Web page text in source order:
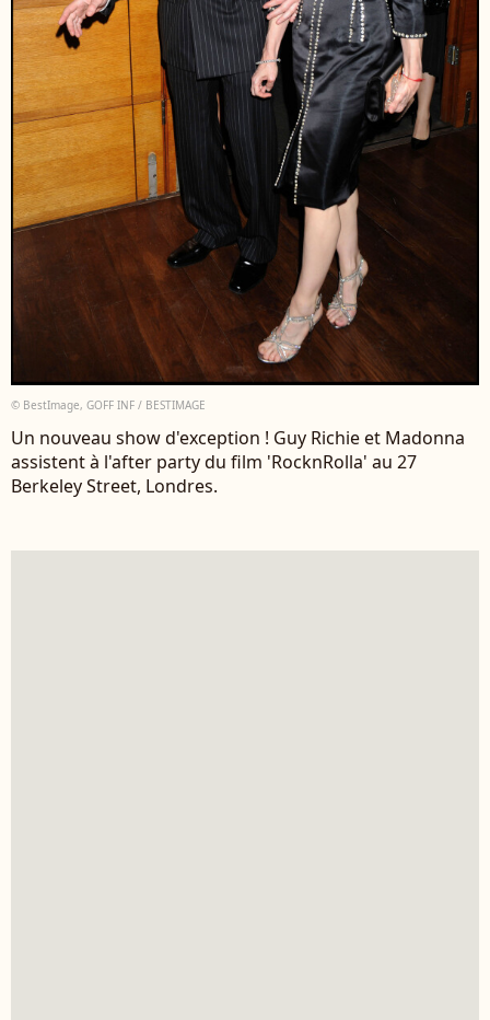
© BestImage, GOFF INF / BESTIMAGE
Un nouveau show d'exception ! Guy Richie et Madonna
assistent à l'after party du film 'RocknRolla' au 27
Berkeley Street, Londres.